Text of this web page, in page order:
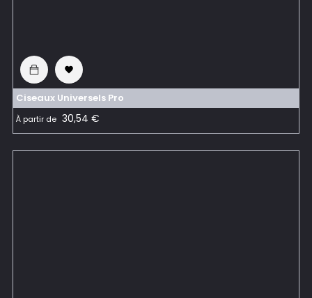

Ciseaux Universels Pro
À partir de Prix
30,54 €